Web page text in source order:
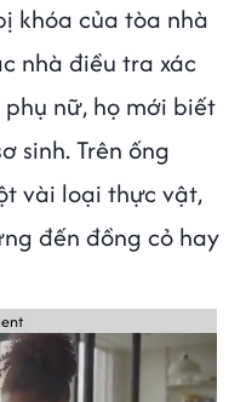
khóa của tòa nhà
nhà điều tra xác
nữ, họ mới biết
sinh. Trên ống
vài loại thực vật,
đến đồng cỏ hay